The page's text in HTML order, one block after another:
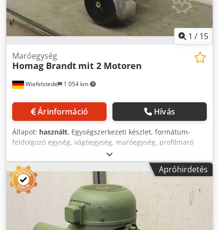
1 / 15
Wiefelstede 1 054 km
Maróegység
Homag Brandt mit 2 Motoren
Árinformáció Hívás
Állapot: használt, Egységszerkezeti készlet, formátum-
feldolgozó egység, vágóegység, maróegység, profilmaró
egység, hézagoló maróegység, vágóegység, kétvégű
profiloló, élmegmunkáló gép, pontozó motor, aprító motor,
maró motor élmegmunkáló géphez -Gyártó: Homag ,
maróegység élszalagoló géptől BRANDT KM 36 / KM 35 -
Motor: 2x Homag típusú LF-55L 0,55 kW / 12000 fordulat /
perc -Feszültség: 220V / 200 Hz -Szám: 2x-es maróegység
kapható -Ár darabonként -Méretek: 500 / 350 / H570 mm -
Súly: 55 kg Crjdpsgy Dbhsfx Amgsf
Apróhirdetés